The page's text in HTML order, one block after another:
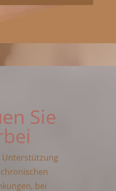
Sie
Unterstützung
bei